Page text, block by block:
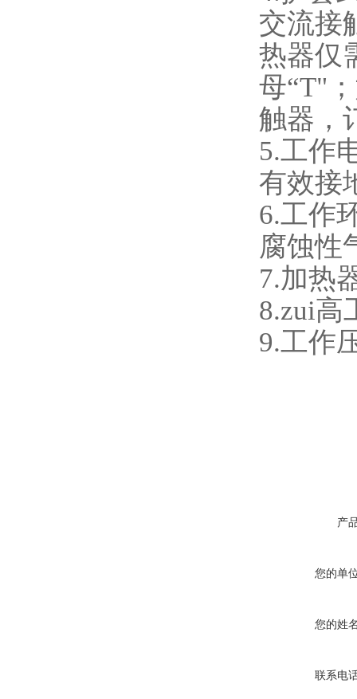
交流接
热器仅
母“T"
触器，
5.工作
有效接
6.工作
腐蚀性
7.加热
8.zui高
9.工作
产
您的单
您的姓
联系电